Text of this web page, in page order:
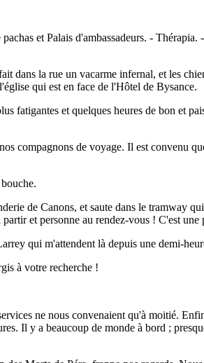
et Palais d'ambassadeurs. -
dans la rue un vacarme infernal, et les
qui est en face de l'Hôtel de Bysance.
fatigantes et quelques heures de bon et
compagnons de voyage. Il est convenu
de Canons, et saute dans le tramway
et personne au rendez-vous ! C'est une
qui m'attendent là depuis une demi-
à votre recherche !
ne nous convenaient qu'à moitié.
Il y a beaucoup de monde à bord ;